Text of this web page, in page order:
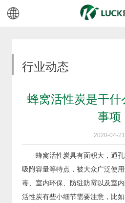
行业动态
蜂窝活性炭是干什
事项
2020-04-21
蜂窝活性炭具有面积大，通
吸附容量等特点，被大众广泛使
毒、室内环保、防驻防霉以及室
活性炭有些小细节需要注意，比